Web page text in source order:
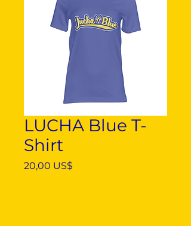
LUCHA Blue T-
Shirt
20,00 US$